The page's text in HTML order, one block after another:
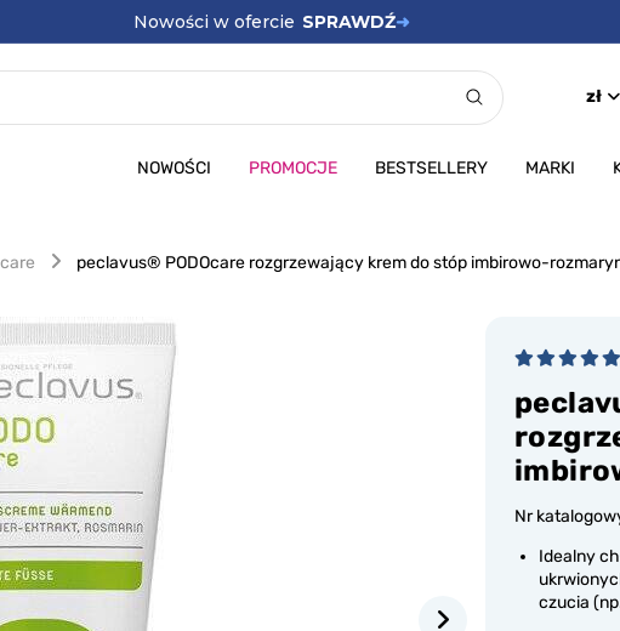
Nowości w ofercie SPRAWDŹ➜
zł
NOWOŚCI PROMOCJE BESTSELLERY MARKI
peclavus® PODOcare rozgrzewający krem do stóp imbirowo-
Nr
Idealny
czucia